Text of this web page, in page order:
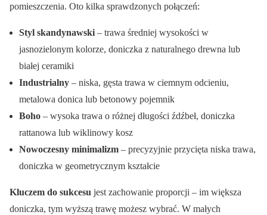
pomieszczenia. Oto kilka sprawdzonych połączeń:
Styl skandynawski – trawa średniej wysokości w
jasnozielonym kolorze, doniczka z naturalnego drewna lub
białej ceramiki
Industrialny – niska, gęsta trawa w ciemnym odcieniu,
metalowa donica lub betonowy pojemnik
Boho – wysoka trawa o różnej długości źdźbeł, doniczka
rattanowa lub wiklinowy kosz
Nowoczesny minimalizm – precyzyjnie przycięta niska trawa,
doniczka w geometrycznym kształcie
Kluczem do sukcesu jest zachowanie proporcji – im większa
doniczka, tym wyższą trawę możesz wybrać. W małych